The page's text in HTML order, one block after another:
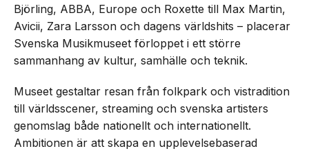
Björling, ABBA, Europe och Roxette till Max Martin,
Avicii, Zara Larsson och dagens världshits – placerar
Svenska Musikmuseet förloppet i ett större
sammanhang av kultur, samhälle och teknik.
Museet gestaltar resan från folkpark och vistradition
till världsscener, streaming och svenska artisters
genomslag både nationellt och internationellt.
Ambitionen är att skapa en upplevelsebaserad